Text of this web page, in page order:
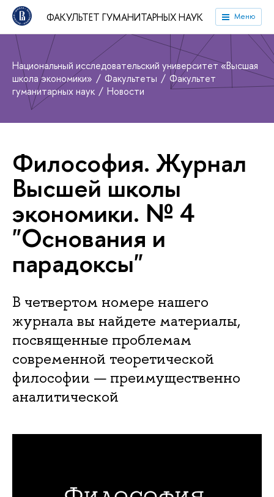
ФАКУЛЬТЕТ ГУМАНИТАРНЫХ НАУК Меню
Национальный исследовательский университет «Высшая
школа экономики»
Факультеты
Факультет
гуманитарных наук
Новости
Философия. Журнал
Высшей школы
экономики. № 4
"Основания и
парадоксы"
В четвертом номере нашего
журнала вы найдете материалы,
посвященные проблемам
современной теоретической
философии — преимущественно
аналитической